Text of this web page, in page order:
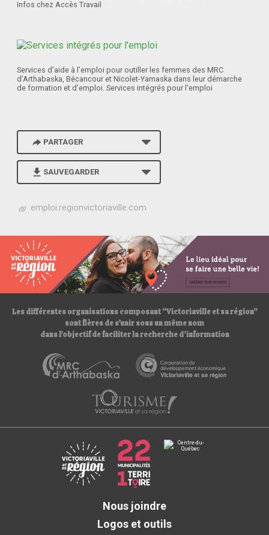
Infos chez Accès Travail
Services d’aide à l’emploi pour outiller les femmes des MRC
d’Arthabaska, Bécancour et Nicolet-Yamaska dans leur démarche
de formation et d’emploi. Services intégrés pour l'emploi
PARTAGER
SAUVEGARDER
h
p
s
:
/
/
emploi.regionvictoriaville.com
Les différentes organisations composant “Victoriaville et sa région”
sont fières de s’unir sous un même nom
dans l’objectif de faciliter la recherche d’information
Nous joindre
Logos et outils